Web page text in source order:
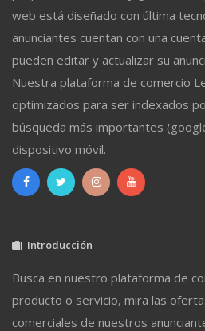
web está diseñado con última
anunciantes cuentan con una
pueden editar y actualizar su
Nuestra plataforma de comercio
optimizados para ser indexados
búsqueda más importantes
dispositivo móvil.
Introducción
Busca en nuestro plataforma de
producto o servicio, mira las
comerciales de nuestros